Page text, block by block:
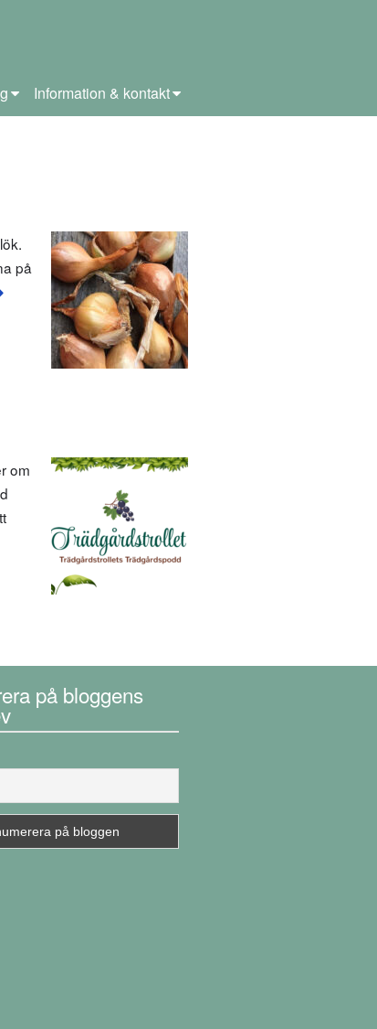
Information & kontakt
på
om
på bloggens